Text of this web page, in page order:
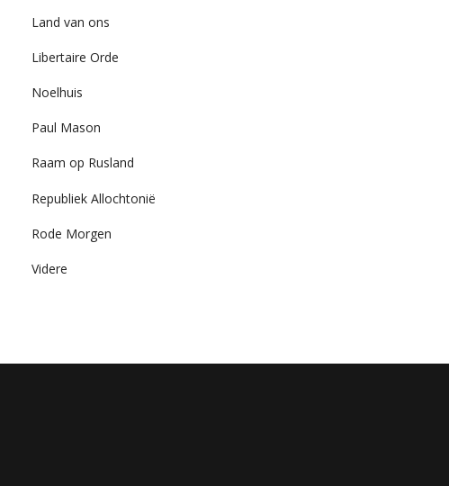
Land van ons
Libertaire Orde
Noelhuis
Paul Mason
Raam op Rusland
Republiek Allochtonië
Rode Morgen
Videre